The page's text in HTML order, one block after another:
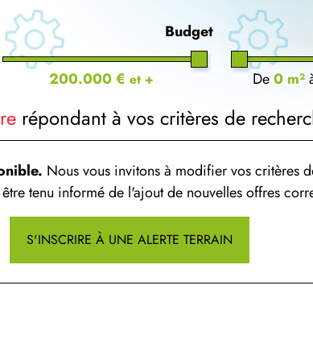
Budget
200.000 € et + De0 m²
répondant à vos critères de
Nous vous invitons à modifier vos critères
tenu informé de l'ajout de nouvelles offres
S'INSCRIRE À UNE ALERTE TERRAIN